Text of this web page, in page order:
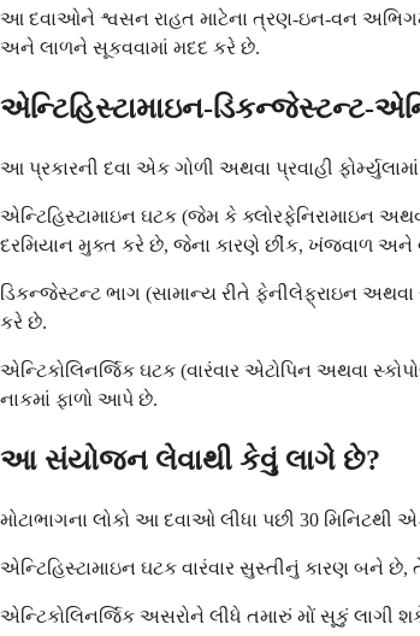
આ દવાઓને શ્વસન રાહત માટેના ત્રણ-ઇન-વન અભિગમ
અને લાળને સૂકવવામાં મદદ કરે છે.
એન્ટિહિસ્ટામાઇન-ડિકન્જેસ્ટન્ટ-
આ પ્રકારની દવા એક ગોળી અથવા પ્રવાહી
એન્ટિહિસ્ટામાઇન ઘટક (જેમ કે ક્લોરફેનિરામાઇન
દરમિયાન મુક્ત કરે છે, જેના કારણે છીંક, ખંજવાળ અને
ડિકન્જેસ્ટન્ટ ભાગ (સામાન્ય રીતે ફેનીલેફ્રાઇન અથવા
કરે છે.
એન્ટિકોલિનર્જિક ઘટક (વારંવાર એટોપિન અથવા
નાકમાં ફાળો આપે છે.
આ સંયોજન લેવાથી કેવું લાગે છે?
મોટાભાગના લોકો આ દવાઓ લીધા પછી 30
એન્ટિહિસ્ટામાઇન ઘટક વારંવાર સુસ્તીનું કારણ
એન્ટિકોલિનર્જિક અસરોને લીધે તમારું મોં સૂકું લાગી